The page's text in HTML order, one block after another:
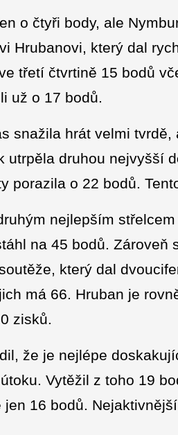
o čtyři body, ale
Hrubanovi, který dal
třetí čtvrtině 15 bodů
už o 17 bodů.
snažila hrát velmi
utrpěla druhou nejvyšší
porazila o 22 bodů.
nejlepším
na 45 bodů. Zároveň
který dal
má 66. Hruban je
zisků.
že je nejlépe
Vytěžil z toho 19
16 bodů.